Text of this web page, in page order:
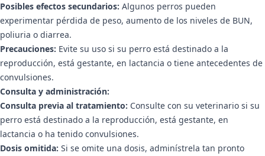
Posibles efectos secundarios: Algunos perros pueden
experimentar pérdida de peso, aumento de los niveles de BUN,
poliuria o diarrea.
Precauciones: Evite su uso si su perro está destinado a la
reproducción, está gestante, en lactancia o tiene antecedentes de
convulsiones.
Consulta y administración:
Consulta previa al tratamiento: Consulte con su veterinario si su
perro está destinado a la reproducción, está gestante, en
lactancia o ha tenido convulsiones.
Dosis omitida: Si se omite una dosis, adminístrela tan pronto